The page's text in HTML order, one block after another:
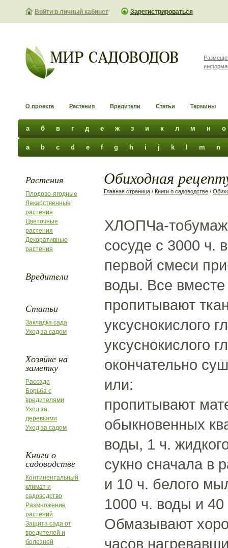
Войти в личный кабинет Зарегистрироваться
О проекте Растения Вредители Статьи Термины
а б в г д е ж з и к л м н о
a b c d e f g h i j k m n
Растения
Плодово-ягодные
Лекарственные
растения
Цветочные
растения
Декоративные
растения
Вредители
Статьи
Закладка сада
Уход за садом
Хозяйке на
заметку
Рассада
Борьба с
вредителями
Уход за
деревьями
Уход за садом
Книги о
садоводстве
Континентальный
климат и
садоводство
Размножение
растений
Защита сада от
вредителей и
болезней
Обиходная
Главная страница / Книги о садоводстве /
ХЛОПЧа-
сосуде с 3000 ч.
первой смеси
воды. Все вместе
пропитывают
уксуснокислого
уксуснокислого
окончательно
или:
пропитывают
обыкновенных
воды, 1 ч.
сукно сначала в
и 10 ч. белого
1000 ч. воды и 40
Обмазывают
часов